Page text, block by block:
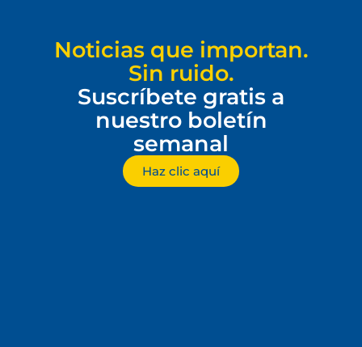
Noticias que importan.
Sin ruido.
Suscríbete gratis a
nuestro boletín
semanal
Haz clic aquí